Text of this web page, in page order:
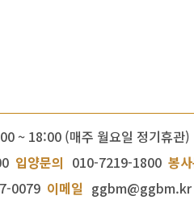
~ 18:00 (매주 월요일 정기휴관)
입양문의 010-7219-1800 봉
0079 이메일 ggbm@ggbm.kr